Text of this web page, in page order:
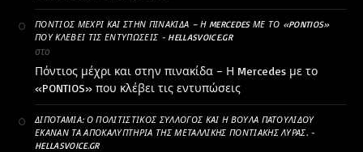
ΠΌΝΤΙΟΣ ΜΈΧΡΙ ΚΑΙ ΣΤΗΝ ΠΙΝΑΚΊΔΑ – Η MERCEDES ΜΕ ΤΟ «PONTIOS»
ΠΟΥ ΚΛΈΒΕΙ ΤΙΣ ΕΝΤΥΠΏΣΕΙΣ - HELLASVOICE.GR
στο
Πόντιος μέχρι και στην πινακίδα – Η Mercedes με το
«PONTIOS» που κλέβει τις εντυπώσεις
ΔΙΠΟΤΑΜΊΑ: Ο ΠΟΛΙΤΙΣΤΙΚΌΣ ΣΎΛΛΟΓΟΣ ΚΑΙ Η ΒΟΎΛΑ ΠΑΤΟΥΛΊΔΟΥ
ΈΚΑΝΑΝ ΤΑ ΑΠΟΚΑΛΥΠΤΉΡΙΑ ΤΗΣ ΜΕΤΑΛΛΙΚΉΣ ΠΟΝΤΙΑΚΉΣ ΛΎΡΑΣ. -
HELLASVOICE.GR